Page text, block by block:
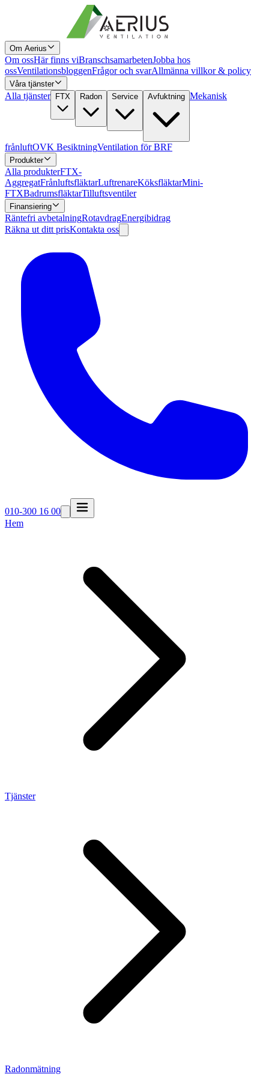
Om Aerius
Om ossHär finns viBranschsamarbetenJobba hos
ossVentilationsbloggenFrågor och svarAllmänna villkor & policy
Våra tjänster
Alla tjänster FTX Radon Service Avfuktning Mekanisk
frånluftOVK BesiktningVentilation för BRF
Produkter
Alla produkterFTX-
AggregatFrånluftsfläktarLuftrenareKöksfläktarMini-
FTXBadrumsfläktarTilluftsventiler
Finansiering
Räntefri avbetalningRotavdragEnergibidrag
Räkna ut ditt prisKontakta oss
010-300 16 00
Hem
Tjänster
Radonmätning